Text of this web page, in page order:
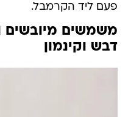
פעם ליד הקרמבל.
משמשים מיובשים
דבש וקינמון